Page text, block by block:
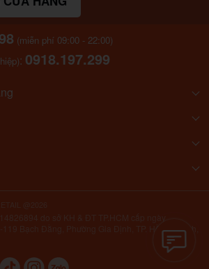
(miễn phí 09:00 - 22:00)
: 0918.197.299
119 Bạch Đằng, Phường Gia Định, TP. Hồ Chí Minh,